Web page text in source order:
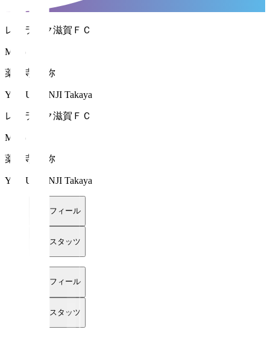
レイラック滋賀ＦＣ
MF 6
薬真寺 孝弥
YAKUSHINJI Takaya
レイラック滋賀ＦＣ
MF 6
薬真寺 孝弥
YAKUSHINJI Takaya
プロフィール
詳細スタッツ
プロフィール
詳細スタッツ